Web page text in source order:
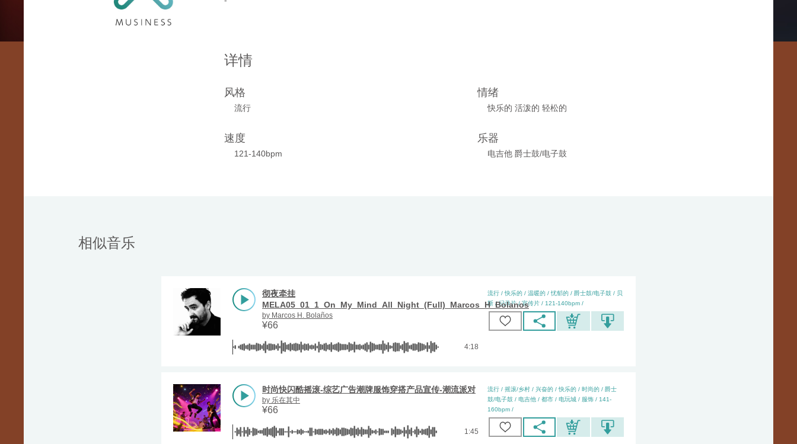
详情
风格
流行
情绪
快乐的 活泼的 轻松的
速度
121-140bpm
乐器
电吉他 爵士鼓/电子鼓
相似音乐
彻夜牵挂
MELA05_01_1_On_My_Mind_All_Night_(Full)_Marcos_H_Bolanos
by Marcos H. Bolaños
¥66
4:18
流行 / 快乐的 / 温暖的 / 忧郁的 / 爵士鼓/电子鼓 / 贝
斯 / 纪录片 / 宣传片 / 121-140bpm /
时尚快闪酷摇滚-综艺广告潮牌服饰穿搭产品宣传-潮流派对
by 乐在其中
¥66
1:45
流行 / 摇滚/乡村 / 兴奋的 / 快乐的 / 时尚的 / 爵士
鼓/电子鼓 / 电吉他 / 都市 / 电玩城 / 服饰 / 141-
160bpm /